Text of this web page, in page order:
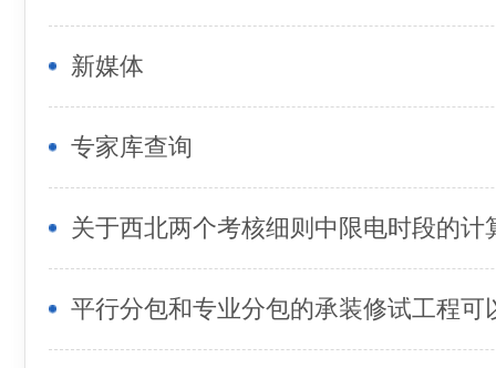
新媒体
专家库查询
关于西北两个考核细则中限电时段的计